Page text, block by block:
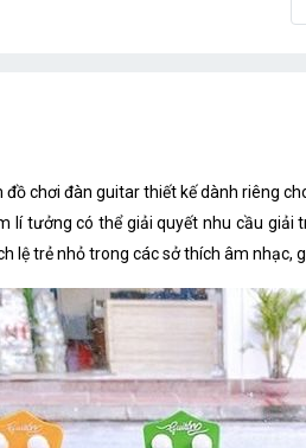
đồ chơi đàn guitar thiết kế dành riêng
lí tưởng có thể giải quyết nhu cầu
lệ trẻ nhỏ trong các sở thích âm